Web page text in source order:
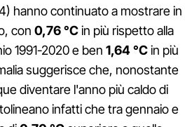
hanno continuato a mostrare in
con 0,76 °Cin più rispetto alla
1991-2020 e ben 1,64 °Cin più
suggerisce che, nonostante
diventare l'anno più caldo di
infatti che tra gennaio e